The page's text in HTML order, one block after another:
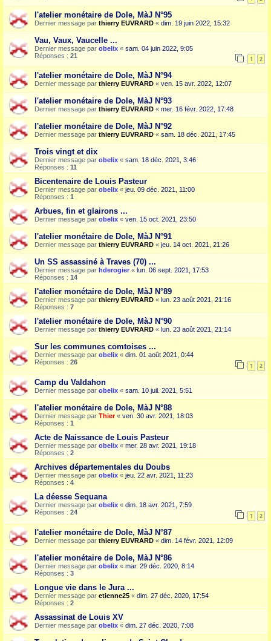
l'atelier monétaire de Dole, MàJ N°95
Dernier message par thierry EUVRARD « dim. 19 juin 2022, 15:32
Vau, Vaux, Vaucelle ...
Dernier message par obelix « sam. 04 juin 2022, 9:05
Réponses : 21 1 2
l'atelier monétaire de Dole, MàJ N°94
Dernier message par thierry EUVRARD « ven. 15 avr. 2022, 12:07
l'atelier monétaire de Dole, MàJ N°93
Dernier message par thierry EUVRARD « mer. 16 févr. 2022, 17:48
l'atelier monétaire de Dole, MàJ N°92
Dernier message par thierry EUVRARD « sam. 18 déc. 2021, 17:45
Trois vingt et dix
Dernier message par obelix « sam. 18 déc. 2021, 3:46
Réponses : 11
Bicentenaire de Louis Pasteur
Dernier message par obelix « jeu. 09 déc. 2021, 11:00
Réponses : 1
Arbues, fin et glairons ...
Dernier message par obelix « ven. 15 oct. 2021, 23:50
l'atelier monétaire de Dole, MàJ N°91
Dernier message par thierry EUVRARD « jeu. 14 oct. 2021, 21:26
Un SS assassiné à Traves (70) ...
Dernier message par hderogier « lun. 06 sept. 2021, 17:53
Réponses : 14
l'atelier monétaire de Dole, MàJ N°89
Dernier message par thierry EUVRARD « lun. 23 août 2021, 21:16
Réponses : 7
l'atelier monétaire de Dole, MàJ N°90
Dernier message par thierry EUVRARD « lun. 23 août 2021, 21:14
Sur les communes comtoises ...
Dernier message par obelix « dim. 01 août 2021, 0:44
Réponses : 26 1 2
Camp du Valdahon
Dernier message par obelix « sam. 10 juil. 2021, 5:51
l'atelier monétaire de Dole, MàJ N°88
Dernier message par Thier« ven. 30 avr. 2021, 18:03
Réponses : 1
Acte de Naissance de Louis Pasteur
Dernier message par obelix « mer. 28 avr. 2021, 19:18
Réponses : 2
Archives départementales du Doubs
Dernier message par obelix « jeu. 22 avr. 2021, 11:23
Réponses : 4
La déesse Sequana
Dernier message par obelix « dim. 18 avr. 2021, 7:59
Réponses : 24 1 2
l'atelier monétaire de Dole, MàJ N°87
Dernier message par thierry EUVRARD « dim. 14 févr. 2021, 12:09
l'atelier monétaire de Dole, MàJ N°86
Dernier message par obelix « mar. 29 déc. 2020, 8:14
Réponses : 3
Longue vie dans le Jura ...
Dernier message par etienne25 « dim. 27 déc. 2020, 17:54
Réponses : 2
Assassinat de Louis XV
Dernier message par obelix « dim. 27 déc. 2020, 7:08